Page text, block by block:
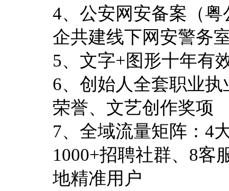
4、公安网安备案（粤
企共建线下网安警务
5、文字+图形十年有
6、创始人全套职业
荣誉、文艺创作奖项
7、全域流量矩阵：4
1000+招聘社群、8客
地精准用户